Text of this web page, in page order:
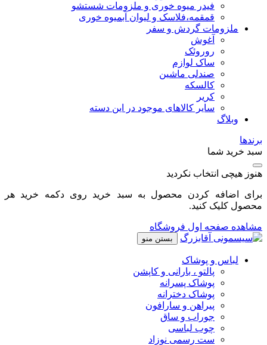
فیدر میوه خوری و ملزومات شستشو
قمقمه،فلاسک و لیوان آبمیوه خوری
ملزومات گردش و سفر
آغوش
روروئک
ساک لوازم
صندلی ماشین
کالسکه
کریر
سایر کالاهای موجود در این دسته
وبلاگ
برندها
سبد خرید شما
هنوز هیچی انتخاب نکردید
برای اضافه کردن محصول به سبد خرید روی دکمه خرید هر
محصول کلیک کنید.
مشاهده صفحه اول فروشگاه
بستن منو
لباس و پوشاک
پالتو ، بارانی و کاپشن
پوشاک پسرانه
پوشاک دخترانه
پیراهن و سارافون
جوراب و ساق
چوب لباسی
ست رسمی نوزاد